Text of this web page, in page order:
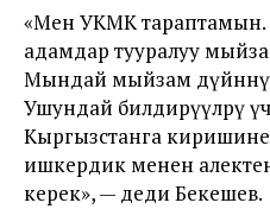
«Мен УКМК тараптамын.
адамдар тууралуу
Мындай мыйзам дүйнөнүн
Ушундай билдирүүлөрү
Кыргызстанга киришине,
ишкердик менен
керек», — деди Бекешев.